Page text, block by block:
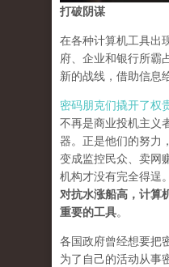
打破阴谋
在各种计算机工具出
府、企业和银行所霸
新的战线，借助信息
密码朋克们撬开了权
不再是商业投机主义
器。正是他们的努力
变成监控民众、卖网
机构才没有完全得逞。
对抗水涨船高，计算
重要的工具。
各国政府曾经想要把
为了自己的活动从事